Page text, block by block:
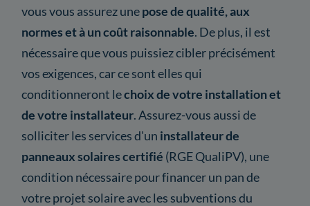
vous vous assurez unepose de qualité, aux
normes et à un coût raisonnable. De plus, il est
nécessaire que vous puissiez cibler précisément
vos exigences, car ce sont elles qui
conditionneront lechoix de votre installation et
de votre installateur. Assurez-vous aussi de
solliciter les services d'un installateur de
panneaux solaires certifié (RGE QualiPV), une
condition nécessaire pour financer un pan de
votre projet solaire avec les subventions du